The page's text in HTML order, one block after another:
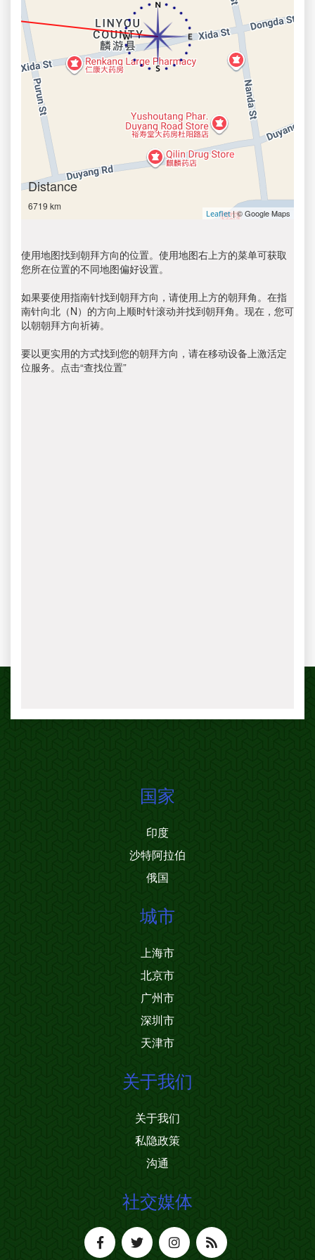
Distance
6719 km
Leaflet| © Google Maps
使用地图找到朝拜方向的位置。使用地图右上方的菜单可获取
您所在位置的不同地图偏好设置。
如果要使用指南针找到朝拜方向，请使用上方的朝拜角。在指
南针向北（N）的方向上顺时针滚动并找到朝拜角。现在，您可
以朝朝拜方向祈祷。
要以更实用的方式找到您的朝拜方向，请在移动设备上激活定
位服务。点击“查找位置”
国家
印度
沙特阿拉伯
俄国
城市
上海市
北京市
广州市
深圳市
天津市
关于我们
关于我们
私隐政策
沟通
社交媒体